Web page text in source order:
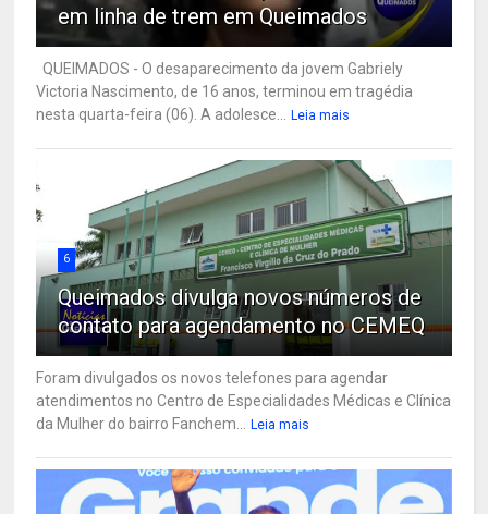
em linha de trem em Queimados
QUEIMADOS - O desaparecimento da jovem Gabriely
Victoria Nascimento, de 16 anos, terminou em tragédia
nesta quarta-feira (06). A adolesce...
Leia mais
6
Queimados divulga novos números de
contato para agendamento no CEMEQ
Foram divulgados os novos telefones para agendar
atendimentos no Centro de Especialidades Médicas e Clínica
da Mulher do bairro Fanchem...
Leia mais